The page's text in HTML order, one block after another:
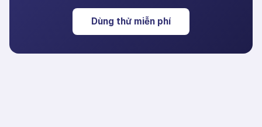
Dùng thử miễn phí